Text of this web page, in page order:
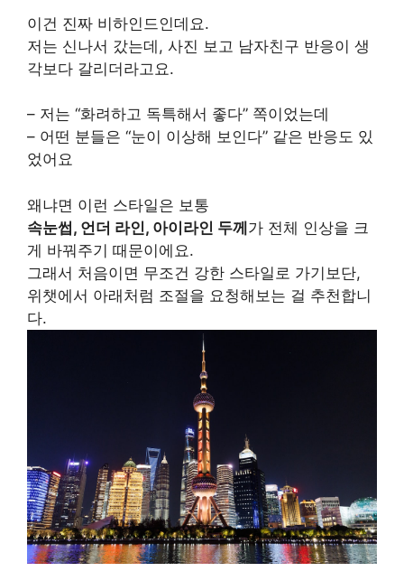
이건 진짜 비하인드인데요.
저는 신나서 갔는데, 사진 보고 남자친구 반응이 생
각보다 갈리더라고요.
– 저는 “화려하고 독특해서 좋다” 쪽이었는데
– 어떤 분들은 “눈이 이상해 보인다” 같은 반응도 있
었어요
왜냐면 이런 스타일은 보통
속눈썹, 언더 라인, 아이라인 두께가 전체 인상을 크
게 바꿔주기 때문이에요.
그래서 처음이면 무조건 강한 스타일로 가기보단,
위챗에서 아래처럼 조절을 요청해보는 걸 추천합니
다.